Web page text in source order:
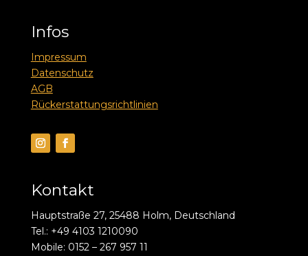
Infos
Impressum
Datenschutz
AGB
Rückerstattungsrichtlinien
Kontakt
Hauptstraße 27, 25488 Holm, Deutschland
Tel.: +49 4103 1210090
Mobile: 0152 – 267 957 11